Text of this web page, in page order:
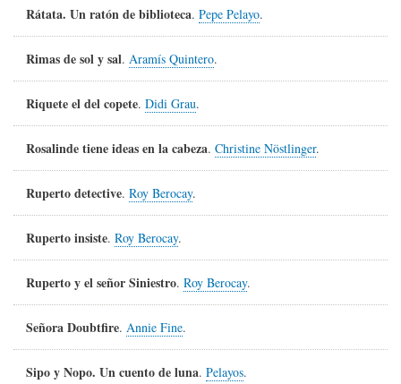
Rátata. Un ratón de biblioteca. Pepe Pelayo.
Rimas de sol y sal. Aramís Quintero.
Riquete el del copete. Didi Grau.
Rosalinde tiene ideas en la cabeza. Christine Nöstlinger.
Ruperto detective. Roy Berocay.
Ruperto insiste. Roy Berocay.
Ruperto y el señor Siniestro. Roy Berocay.
Señora Doubtfire. Annie Fine.
Sipo y Nopo. Un cuento de luna. Pelayos.